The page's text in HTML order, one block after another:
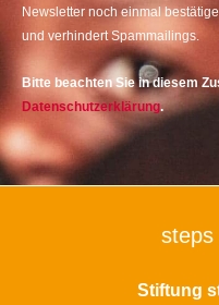
Newsletter noch einmal
und verhindert Spammailings.
Bitte beachten Sie in diesem
Datenschutzerklärung.
steps
Stiftung